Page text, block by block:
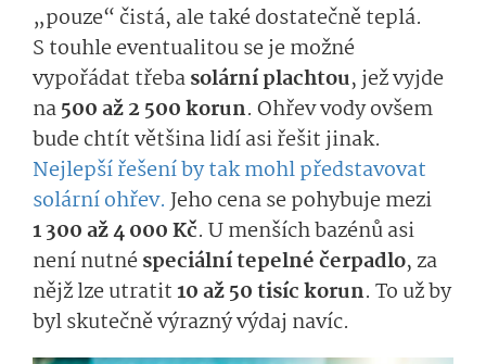
„pouze“ čistá, ale také dostatečně teplá.
S touhle eventualitou se je možné
vypořádat třebasolární plachtou, jež vyjde
na500 až 2 500 korun. Ohřev vody ovšem
bude chtít většina lidí asi řešit jinak.
Nejlepší řešení by tak mohl představovat
solární ohřev. Jeho cena se pohybuje mezi
1 300 až 4 000 Kč. U menších bazénů asi
není nutnéspeciální tepelné čerpadlo, za
nějž lze utratit10 až 50 tisíc korun. To už by
byl skutečně výrazný výdaj navíc.